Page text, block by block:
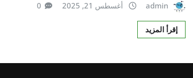
admin أغسطس 21, 2025 0
إقرأ المزيد